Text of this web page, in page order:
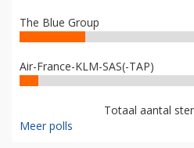
The Blue Group
Air-France-KLM-SAS(-TAP)
Totaal aantal
Meer polls